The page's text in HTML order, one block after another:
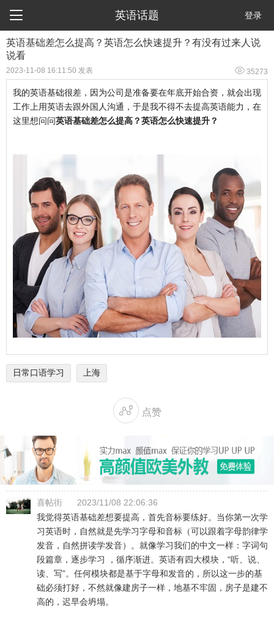
 英语话题 登录
​英语基础差怎么提高？英语怎么快速提升？有没有过来人说
说看
2023-11-08 16:11:50 发表  35273
我的英语基础很差，因为公司是准备要在年底开始合资，就会出现
工作上用英语去跟外国人沟通，于是我不得不去提高英语能力，在
这里想问问英语基础差怎么提高？英语怎么快速提升？
日常口语学习 上海
 点赞
喜帖街
2023/11/08 22:06:36
我觉得英语基础差想要提高，首先音标要练好。当你第一次学
习英语时，自然就是先学习字母和音标（可以跟着字母韵律学
发音，自然拼读学发音）。就像学习我们的中文一样：字词句
段篇章，逐步学习 ，循序渐进。英语有四大模块，“听、说、
读、写”。任何模块都是基于字母和发音的，所以这一步的基
础必须打好，不然就像建房子一样，地基不牢固，房子是建不
高的，迟早会坍塌。